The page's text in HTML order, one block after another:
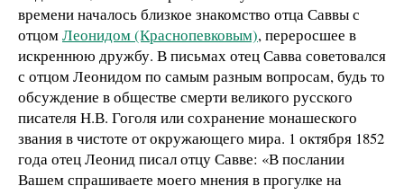
времени началось близкое знакомство отца Саввы с
отцомЛеонидом (Краснопевковым), переросшее в
искреннюю дружбу. В письмах отец Савва советовался
с отцом Леонидом по самым разным вопросам, будь то
обсуждение в обществе смерти великого русского
писателя Н.В. Гоголя или сохранение монашеского
звания в чистоте от окружающего мира. 1 октября 1852
года отец Леонид писал отцу Савве: «В послании
Вашем спрашиваете моего мнения в прогулке на